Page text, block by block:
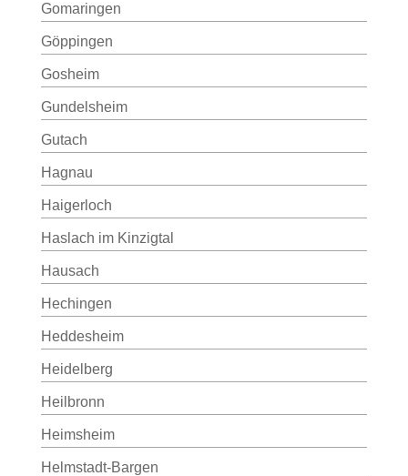
Gomaringen
Göppingen
Gosheim
Gundelsheim
Gutach
Hagnau
Haigerloch
Haslach im Kinzigtal
Hausach
Hechingen
Heddesheim
Heidelberg
Heilbronn
Heimsheim
Helmstadt-Bargen